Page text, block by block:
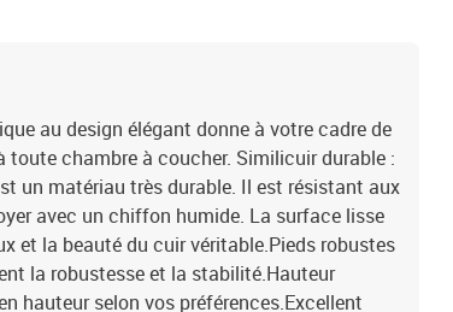
au design élégant donne à votre cadre de
chambre à coucher. Similicuir durable :
un matériau très durable. Il est résistant aux
avec un chiffon humide. La surface lisse
et la beauté du cuir véritable.Pieds robustes
la robustesse et la stabilité.Hauteur
hauteur selon vos préférences.Excellent